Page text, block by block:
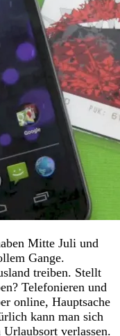
Mitte Juli und
Gange.
treiben. Stellt
Telefonieren und
online, Hauptsache
kann man sich
verlassen.